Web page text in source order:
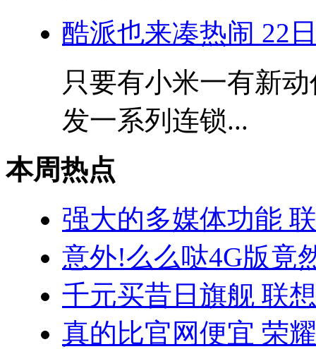
酷派也来凑热闹 22
只要有小米一有新
发一系列连锁...
本周热点
强大的多媒体功能
意外!么么哒4G版竟
千元买昔日旗舰 联
真的比官网便宜 荣